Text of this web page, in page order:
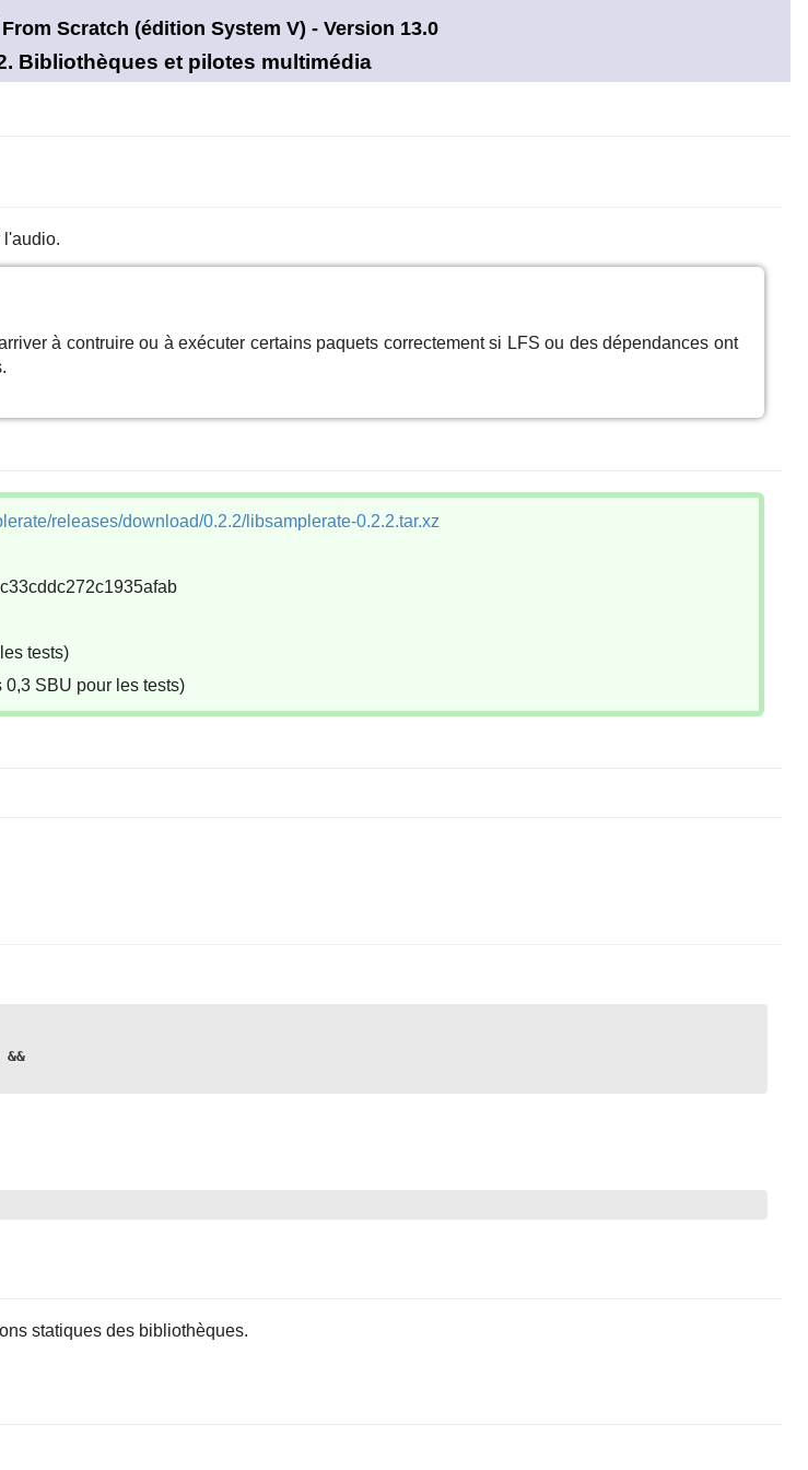
From Scratch (éditionSystem V) - Version 13.0
Bibliothèques et pilotes multimédia
à contruire ou à exécuter certains paquets correctement si LFS ou des dépendances ont
releases/download/0.2.2/libsamplerate-0.2.2.tar.xz
tests)
SBU pour les tests)
&&
statiques des bibliothèques.